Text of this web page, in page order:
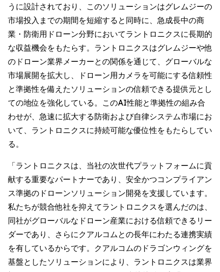
うに設計されており、このソリューションはグレムジーの
市場投入までの期間を短縮すると同時に、急成長中の商
業・防衛用ドローン分野においてラントロニクスに長期的
な収益機会をもたらす。ラントロニクスはグレムジーや他
のドローン業界メーカーとの関係を通じて、グローバルな
市場展開を拡大し、ドローン用カメラを可能にする信頼性
と準拠性を備えたソリューションの信頼できる提供元とし
ての地位を強化している。このAI性能と準拠性の組み合
わせが、急速に拡大する防衛および自律システム市場にお
いて、ラントロニクスに持続可能な優位性をもたらしてい
る。
「ラントロニクスは、当社の次世代プラットフォームに貢
献する重要なパートナーであり、安全かつコンプライアン
ス準拠のドローンソリューション開発を支援しています。
私たちが競合他社を抑えてラントロニクスを選んだのは、
同社がグローバルなドローン産業における信頼できるリー
ダーであり、さらにクアルコムとの長年にわたる連携実績
を有しているからです。クアルコムのドラゴンウィングを
基盤としたソリューションにより、ラントロニクスは業界